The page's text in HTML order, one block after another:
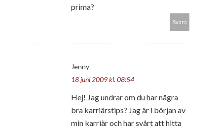
prima?
Svara
Jenny
18 juni 2009 kl. 08:54
Hej! Jag undrar om du har några
bra karriärstips? Jag är i början av
min karriär och har svårt att hitta